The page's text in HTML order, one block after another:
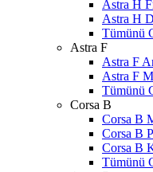
Astra H
Astra H
Tümünü
Astra F
Astra F
Astra F
Tümünü
Corsa B
Corsa B
Corsa B
Corsa B
Tümünü